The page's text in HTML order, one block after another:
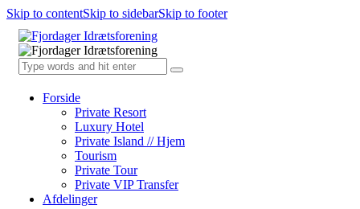
Skip to contentSkip to sidebarSkip to footer
Forside
Private Resort
Luxury Hotel
Private Island // Hjem
Tourism
Private Tour
Private VIP Transfer
Afdelinger